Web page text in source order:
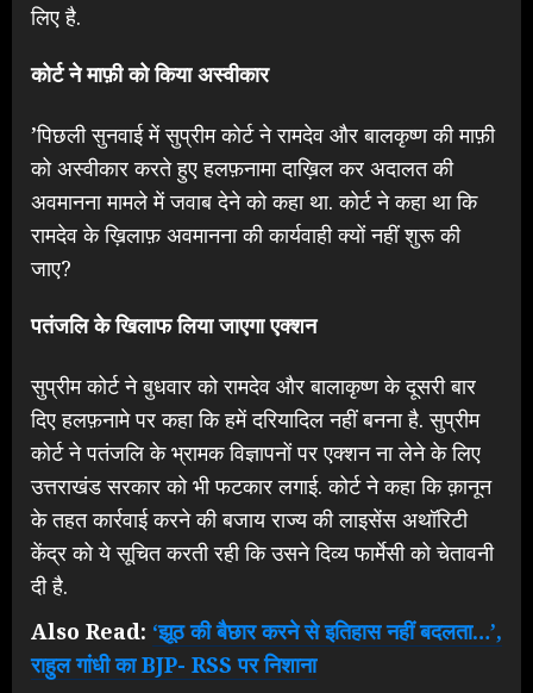
लिए है.
कोर्ट ने माफ़ी को किया अस्वीकार
’पिछली सुनवाई में सुप्रीम कोर्ट ने रामदेव और बालकृष्ण की माफ़ी
को अस्वीकार करते हुए हलफ़नामा दाख़िल कर अदालत की
अवमानना मामले में जवाब देने को कहा था. कोर्ट ने कहा था कि
रामदेव के ख़िलाफ़ अवमानना की कार्यवाही क्यों नहीं शुरू की
जाए?
पतंजलि के खिलाफ लिया जाएगा एक्शन
सुप्रीम कोर्ट ने बुधवार को रामदेव और बालाकृष्ण के दूसरी बार
दिए हलफ़नामे पर कहा कि हमें दरियादिल नहीं बनना है. सुप्रीम
कोर्ट ने पतंजलि के भ्रामक विज्ञापनों पर एक्शन ना लेने के लिए
उत्तराखंड सरकार को भी फटकार लगाई. कोर्ट ने कहा कि क़ानून
के तहत कार्रवाई करने की बजाय राज्य की लाइसेंस अथॉरिटी
केंद्र को ये सूचित करती रही कि उसने दिव्य फार्मेसी को चेतावनी
दी है.
Also Read: ‘झूठ की बैछार करने से इतिहास नहीं बदलता…’,
राहुल गांधी का BJP- RSS पर निशाना